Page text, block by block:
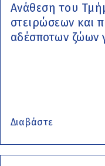
Ανάθεση του
στειρώσεων και
αδέσποτων ζώων
Διαβάστε